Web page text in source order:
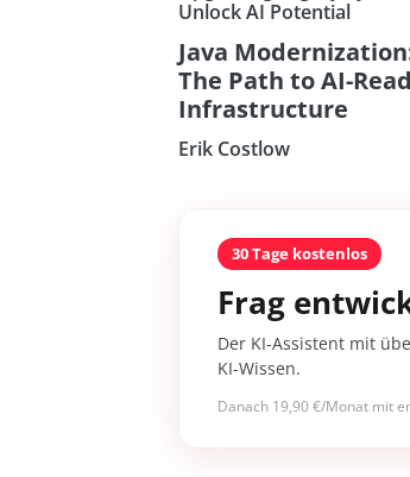
Unlock AI Potential
Java
The Path to AI-
Infrastructure
Erik Costlow
30 Tage kostenlos
Frag
Der KI-Assistent mit
KI-Wissen.
Danach 19,90 €/Monat mit